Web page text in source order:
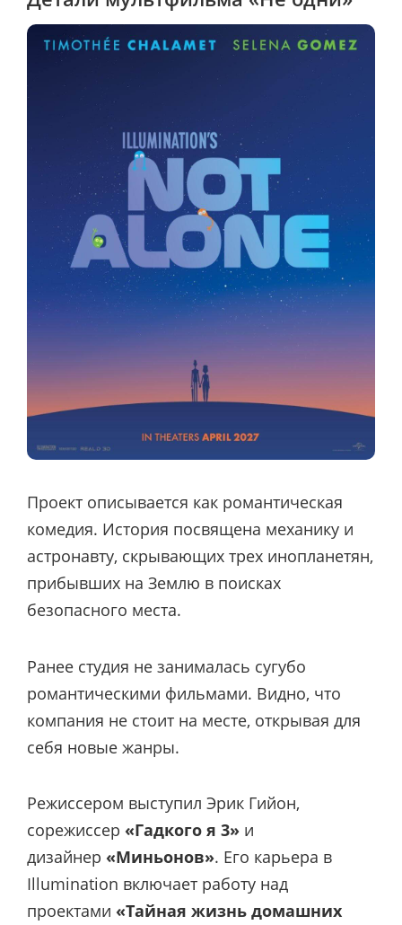
Проект описывается как романтическая
комедия. История посвящена механику и
астронавту, скрывающих трех инопланетян,
прибывших на Землю в поисках
безопасного места.
Ранее студия не занималась сугубо
романтическими фильмами. Видно, что
компания не стоит на месте, открывая для
себя новые жанры.
Режиссером выступил Эрик Гийон,
сорежиссер «Гадкого я 3» и
дизайнер «Миньонов». Его карьера в
Illumination включает работу над
проектами «Тайная жизнь домашних